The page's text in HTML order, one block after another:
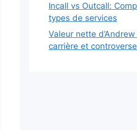
Incall vs Outcall:
types de services
Valeur nette
carrière et